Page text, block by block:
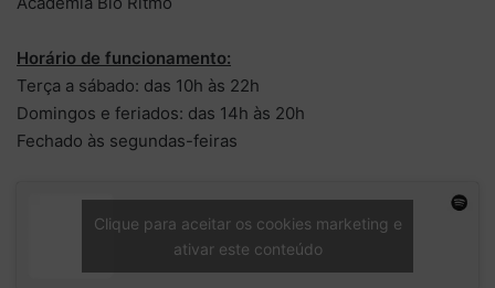
Horário de funcionamento:
Terça a sábado: das 10h às 22h
Domingos e feriados: das 14h às 20h
Fechado às segundas-feiras
Clique para aceitar os cookies marketing e
ativar este conteúdo